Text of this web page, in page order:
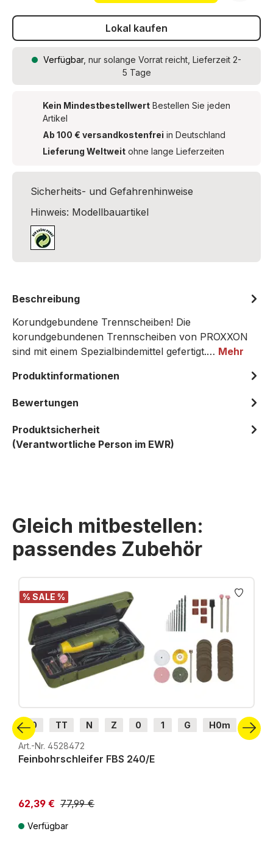
Lokal kaufen
Verfügbar, nur solange Vorrat reicht, Lieferzeit 2-
5 Tage
Kein Mindestbestellwert Bestellen Sie jeden
Artikel
Ab 100 € versandkostenfrei in Deutschland
Lieferung Weltweit ohne lange Lieferzeiten
Sicherheits- und Gefahrenhinweise
Hinweis: Modellbauartikel
Beschreibung
Korundgebundene Trennscheiben! Die
korundgebundenen Trennscheiben von PROXXON
sind mit einem Spezialbindemittel gefertigt.… Mehr
Produktinformationen
Bewertungen
Produktsicherheit
(Verantwortliche Person im EWR)
Gleich mitbestellen:
passendes Zubehör
Produktgalerie überspringen
% SALE %
H0 TT N Z 0 1 G
H0m
H0e
Art.-Nr. 4528472
Feinbohrschleifer FBS 240/E
62,39 € 77,99 €
Verfügbar